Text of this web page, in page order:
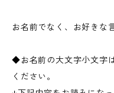
お名前でなく、お好きな
◆お名前の大文字小文字
ください。